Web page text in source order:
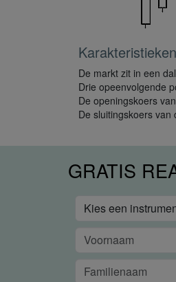
De markt zit in een
Drie opeenvolgende
De openingskoers
De sluitingskoers
GRATIS